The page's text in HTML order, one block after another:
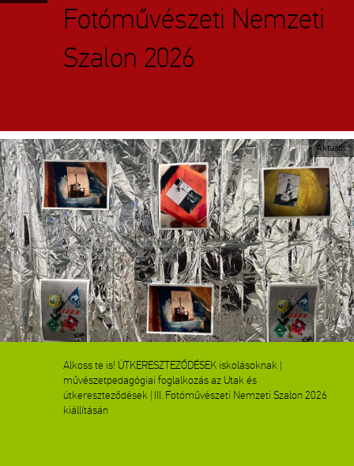
Fotóművészeti Nemzeti
Szalon 2026
Alkoss te is! ÚTKERESZTEZŐDÉSEK iskolásoknak |
művészetpedagógiai foglalkozás az Utak és
útkereszteződések | III. Fotóművészeti Nemzeti Szalon 2026
kiállításán
Aktuális